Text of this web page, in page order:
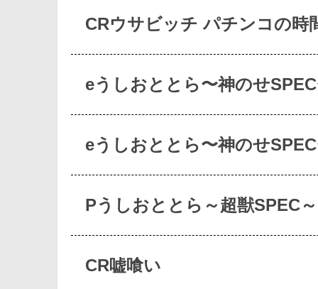
CRウサビッチ パチンコの時
eうしおととら〜神のせ
eうしおととら〜神のせ
Pうしおととら～超獣SPEC～
CR嘘喰い